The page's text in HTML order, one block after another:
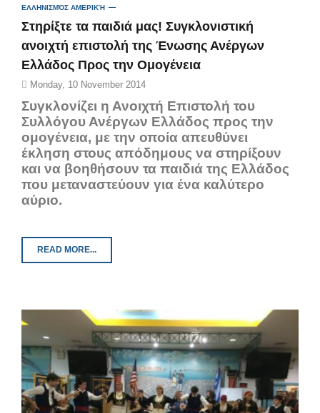
ΕΛΛΗΝΙΣΜΌΣ ΑΜΕΡΙΚΉ
Στηρίξτε τα παιδιά μας! Συγκλονιστική
ανοιχτή επιστολή της Ένωσης Ανέργων
Ελλάδος Προς την Ομογένεια
Monday, 10 November 2014
Συγκλονίζει η Ανοιχτή Επιστολή του
Συλλόγου Ανέργων Ελλάδος προς την
ομογένεια, με την οποία απευθύνει
έκληση στους απόδημους να στηρίξουν
και να βοηθήσουν τα παιδιά της Ελλάδος
που μεταναστεύουν για ένα καλύτερο
αύριο.
READ MORE...